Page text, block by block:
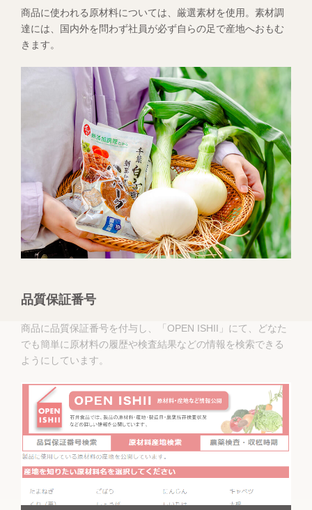
商品に使われる原材料については、厳選素材を使用。素材調
達には、国内外を問わず社員が必ず自らの足で産地へおもむ
きます。
品質保証番号
商品に品質保証番号を付与し、「OPEN ISHII」にて、どなた
でも簡単に原材料の履歴や検査結果などの情報を検索できる
ようにしています。